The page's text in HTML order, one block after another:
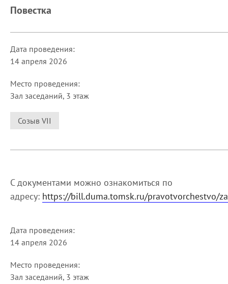
Повестка
Дата проведения:
14 апреля 2026
Место проведения:
Зал заседаний, 3 этаж
Созыв VII
С документами можно ознакомиться по
адресу: https://bill.duma.tomsk.ru/pravotvorchestvo/
Дата проведения:
14 апреля 2026
Место проведения:
Зал заседаний, 3 этаж